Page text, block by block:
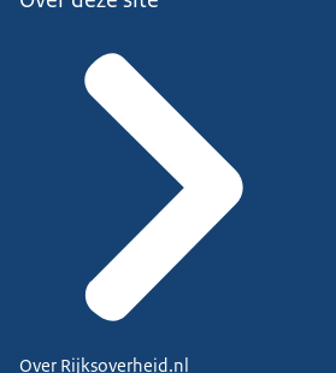
Over Rijksoverheid.nl